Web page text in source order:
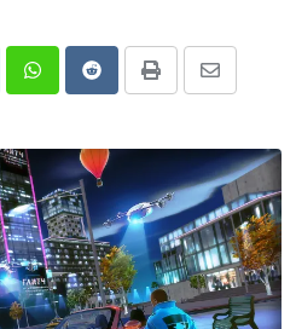
WhatsappRedditPrint
Share
Email